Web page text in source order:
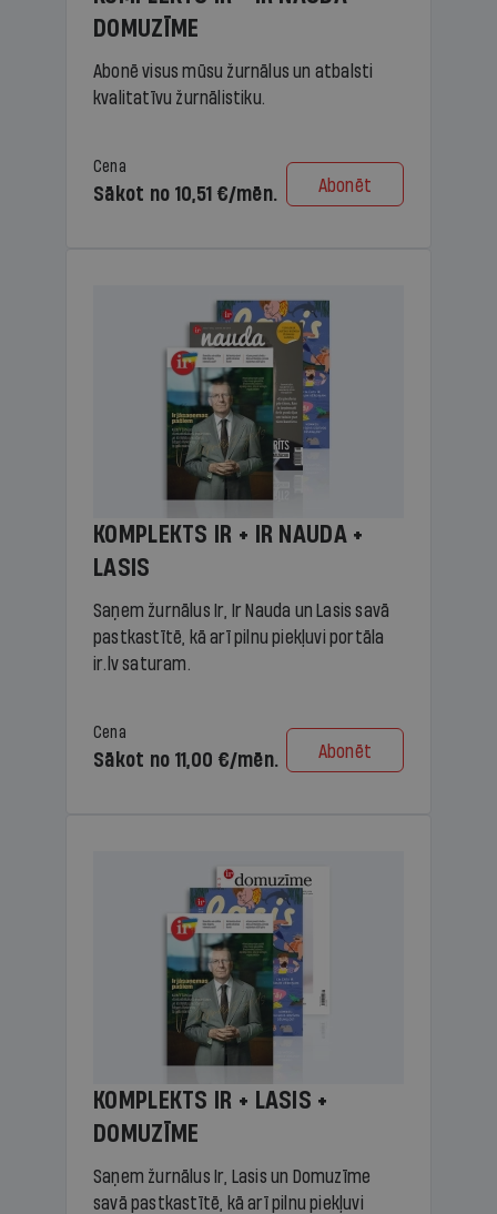
DOMUZĪME
Abonē visus mūsu žurnālus un atbalsti
kvalitatīvu žurnālistiku.
Cena
Sākot no 10,51 €/mēn. Abonēt
KOMPLEKTS IR + IR NAUDA +
LASIS
Saņem žurnālus Ir, Ir Nauda un Lasis savā
pastkastītē, kā arī pilnu piekļuvi portāla
ir.lv saturam.
Cena
Sākot no 11,00 €/mēn. Abonēt
KOMPLEKTS IR + LASIS +
DOMUZĪME
Saņem žurnālus Ir, Lasis un Domuzīme
savā pastkastītē, kā arī pilnu piekļuvi